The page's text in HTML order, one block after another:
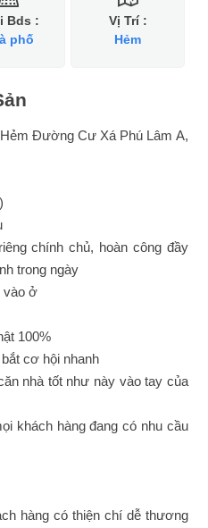
Bds :
phố
Vị Trí :
Hẻm
Hẻm Đường Cư Xá Phú Lâm A,
chính chủ, hoàn công đầy
trong ngày
vào ở
100%
cơ hội nhanh
nhà tốt như này vào tay của
khách hàng đang có nhu cầu
hàng có thiện chí dễ thương